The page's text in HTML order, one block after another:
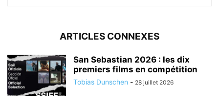
ARTICLES CONNEXES
San Sebastian 2026 : les dix
premiers films en compétition
Tobias Dunschen - 28 juillet 2026